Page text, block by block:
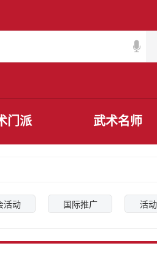
门派 武术名师
活动 国际推广 活